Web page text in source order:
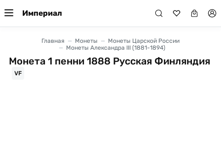
Империал
Главная Монеты
Монеты Царской России
Монеты Александра III (1881-1894)
Монета 1 пенни 1888 Русская Финляндия
VF